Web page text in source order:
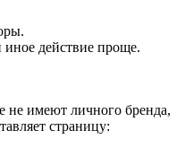
иное действие проще.
не имеют личного бренда,
страницу: